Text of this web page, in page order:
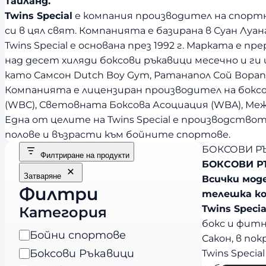
Twins Special е компания производител на
си в цял свят. Компанията е базирана в Суан
Twins Special е основана през 1992 г. Марката е
над десет хиляди боксови ръкавици месечно и
като Самсон Dutch Boy Gym, Ратанапол Сой
Компанията е лицензиран производител на
(WBC), Световната Боксова Асоциация (WBA),
Една от целите на Twins Special е
полове и възрасти към бойните спортове.
Филтриране на продукти
Затваряне
Филтри
Категория
К
а
Бойни спортове
Боксови Ръкавици
БОКСОВИ
БОКСОВИ
Всички
телешка
Twins
бокс и
Сакон, в
Twins